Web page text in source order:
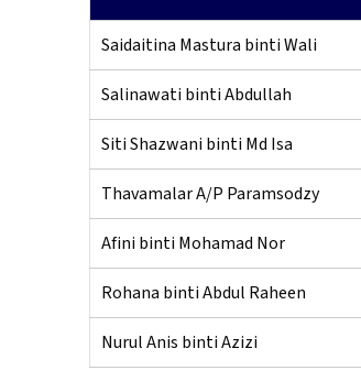
Saidaitina Mastura binti Wali
Salinawati binti Abdullah
Siti Shazwani binti Md Isa
Thavamalar A/P Paramsodzy
Afini binti Mohamad Nor
Rohana binti Abdul Raheen
Nurul Anis binti Azizi